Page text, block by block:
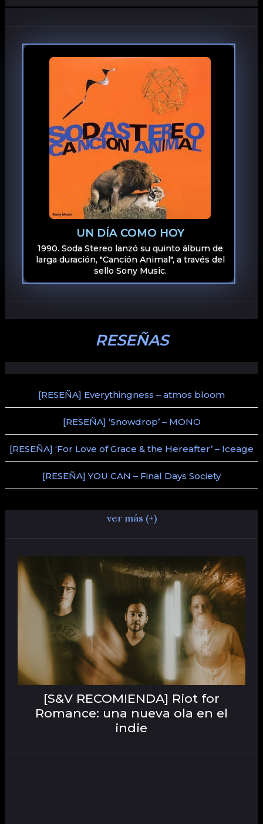
UN DÍA COMO HOY
1990. Soda Stereo lanzó su quinto álbum de
larga duración, "Canción Animal", a través del
sello Sony Music.
RESEÑAS
[RESEÑA] Everythingness – atmos bloom
[RESEÑA] ‘Snowdrop’ – MONO
[RESEÑA] ‘For Love of Grace & the Hereafter’ – Iceage
[RESEÑA] YOU CAN – Final Days Society
ver más (+)
[S&V RECOMIENDA] Riot for
Romance: una nueva ola en el
indie